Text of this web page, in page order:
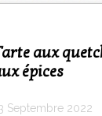
épices
Septembre 2022